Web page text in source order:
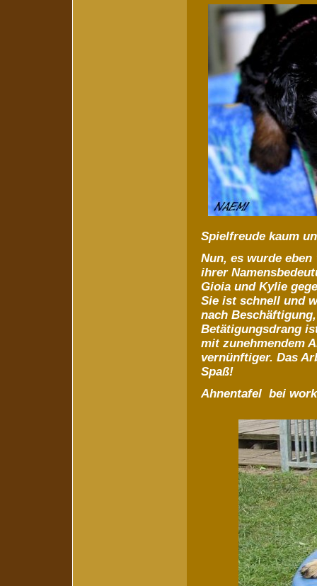
Spielfreude kaum
Nun, es wurde
ihrer
Gioia und Kylie
Sie ist schnell und
nach
Betätigungsdrang
mit zunehmendem
vernünftiger. Das
Spaß!
Ahnentafel bei